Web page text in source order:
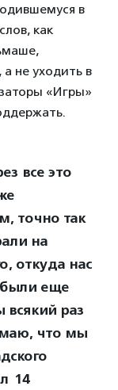
в
как
не уходить в
«Игры»
все это
точно так
на
откуда нас
были еще
раз
что мы
14